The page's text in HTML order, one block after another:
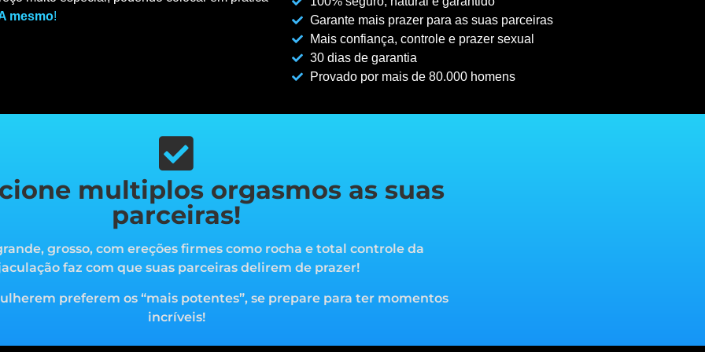
mesmo!
Garante mais prazer para as suas parceiras
Mais confiança, controle e prazer sexual
30 dias de garantia
Provado por mais de 80.000 homens
multiplos orgasmos as suas
parceiras!
grosso, com ereções firmes como rocha e total controle da
faz com que suas parceiras delirem de prazer!
preferem os “mais potentes”, se prepare para ter momentos
incríveis!